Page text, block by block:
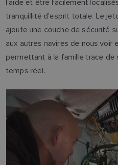
l’aide et être facilement
tranquillité d’esprit totale. Le
ajoute une couche de sécurité
aux autres navires de nous voir
permettant à la famille trace de
temps réel.